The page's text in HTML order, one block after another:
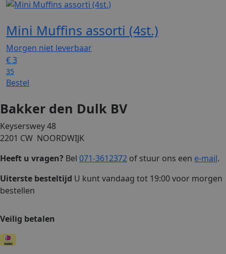
Mini Muffins assorti (4st.)
Morgen niet leverbaar
€3
35
Bestel
Bakker den Dulk BV
Keyserswey 48
2201 CW NOORDWIJK
Heeft u vragen? Bel 071-3612372 of stuur ons een e-mail.
Uiterste besteltijd U kunt vandaag tot 19:00 voor morgen
bestellen
Veilig betalen